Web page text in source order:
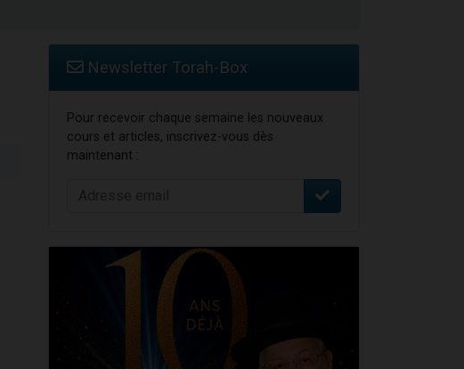
Newsletter Torah-Box
Pour recevoir chaque semaine les nouveaux
cours et articles, inscrivez-vous dès
maintenant :